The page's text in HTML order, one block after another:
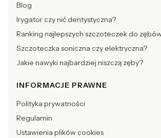
Blog
Irygator czy nić dentystyczna?
Ranking najlepszych szczoteczek do
Szczoteczka soniczna czy elektryczna?
Jakie nawyki najbardziej niszczą zęby?
INFORMACJE PRAWNE
Polityka prywatności
Regulamin
Ustawienia plików cookies